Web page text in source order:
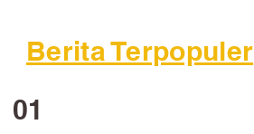
Berita Terpopuler
01